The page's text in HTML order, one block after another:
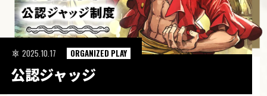
公認ジャッジ
2025.10.17 ORGANIZED PLAY